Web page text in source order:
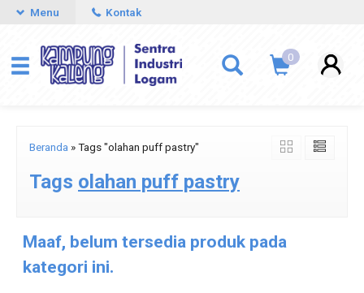
Menu Kontak
0
Beranda »Tags "olahan puff pastry"
Tags olahan puff pastry
Maaf, belum tersedia produk pada
kategori ini.